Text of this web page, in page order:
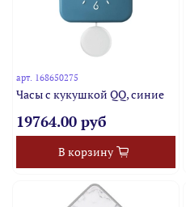
арт. 168650275
Часы с кукушкой QQ, синие
19764.00 руб
В корзину